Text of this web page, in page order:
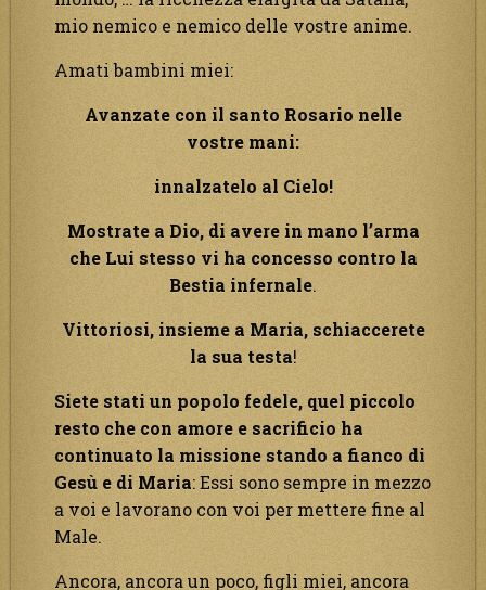
mio nemico e nemico delle vostre anime.
Amati bambini miei:
Avanzate con il santo Rosario nelle
vostre mani:
innalzatelo al Cielo!
Mostrate a Dio, di avere in mano l’arma
che Lui stesso vi ha concesso contro la
Bestia infernale.
Vittoriosi, insieme a Maria, schiaccerete
la sua testa!
Siete stati un popolo fedele, quel piccolo
resto che con amore e sacrificio ha
continuato la missione stando a fianco di
Gesù e di Maria: Essi sono sempre in mezzo
a voi e lavorano con voi per mettere fine al
Male.
Ancora, ancora un poco, figli miei, ancora